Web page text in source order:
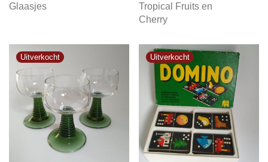
Glaasjes
Tropical Fruits en
Cherry